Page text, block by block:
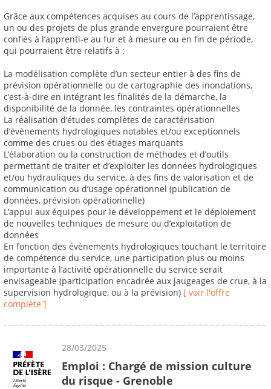
Grâce aux compétences acquises au cours de l’apprentissage,
un ou des projets de plus grande envergure pourraient être
confiés à l’apprenti-e au fur et à mesure ou en fin de période,
qui pourraient être relatifs à :
La modélisation complète d’un secteur entier à des fins de
prévision opérationnelle ou de cartographie des inondations,
c’est-à-dire en intégrant les finalités de la démarche, la
disponibilité de la donnée, les contraintes opérationnelles
La réalisation d’études complètes de caractérisation
d’évènements hydrologiques notables et/ou exceptionnels
comme des crues ou des étiages marquants
L’élaboration ou la construction de méthodes et d’outils
permettant de traiter et d’exploiter les données hydrologiques
et/ou hydrauliques du service, à des fins de valorisation et de
communication ou d’usage opérationnel (publication de
données, prévision opérationnelle)
L’appui aux équipes pour le développement et le déploiement
de nouvelles techniques de mesure ou d’exploitation de
données
En fonction des évènements hydrologiques touchant le territoire
de compétence du service, une participation plus ou moins
importante à l’activité opérationnelle du service serait
envisageable (participation encadrée aux jaugeages de crue, à la
supervision hydrologique, ou à la prévision) [ voir l'offre
complète ]
28/03/2025
Emploi : Chargé de mission culture
du risque - Grenoble